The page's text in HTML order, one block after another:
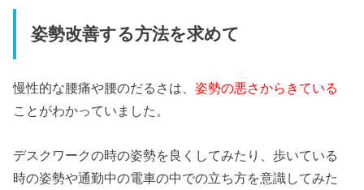
姿勢改善する方法を求めて
慢性的な腰痛や腰のだるさは、姿勢の悪さからきている
ことがわかっていました。
デスクワークの時の姿勢を良くしてみたり、歩いている
時の姿勢や通勤中の電車の中での立ち方を意識してみた